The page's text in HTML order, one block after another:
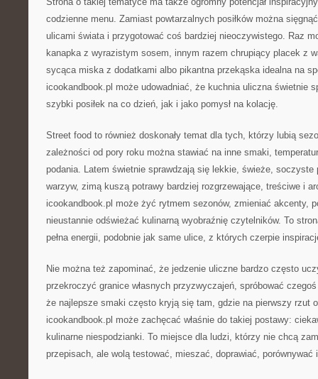
codzienne menu. Zamiast powtarzalnych posiłków można
ulicami świata i przygotować coś bardziej nieoczywistego. Raz
kanapka z wyrazistym sosem, innym razem chrupiący placek z
sycąca miska z dodatkami albo pikantna przekąska idealna na
icookandbook.pl może udowadniać, że kuchnia uliczna świetnie
szybki posiłek na co dzień, jak i jako pomysł na kolację.
Street food to również doskonały temat dla tych, którzy lubią
zależności od pory roku można stawiać na inne smaki,
podania. Latem świetnie sprawdzają się lekkie, świeże, soczyste
warzyw, zimą kuszą potrawy bardziej rozgrzewające, treściwe i
icookandbook.pl może żyć rytmem sezonów, zmieniać akcenty,
nieustannie odświeżać kulinarną wyobraźnię czytelników. To
pełna energii, podobnie jak same ulice, z których czerpie
Nie można też zapominać, że jedzenie uliczne bardzo często
przekroczyć granice własnych przyzwyczajeń, spróbować
że najlepsze smaki często kryją się tam, gdzie na pierwszy rzut
icookandbook.pl może zachęcać właśnie do takiej postawy:
kulinarne niespodzianki. To miejsce dla ludzi, którzy nie chcą
przepisach, ale wolą testować, mieszać, doprawiać, porównywać